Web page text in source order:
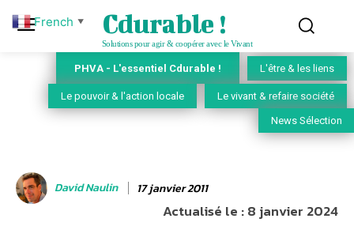
Cdurable !
Solutions pour agir & coopérer avec le Vivant
PHVA - L'essentiel Cdurable ! L'être & les liens
Le pouvoir & l'action locale Le vivant & refaire société
News Sélection
David Naulin 17 janvier 2011
Actualisé le :8 janvier 2024
French ▼